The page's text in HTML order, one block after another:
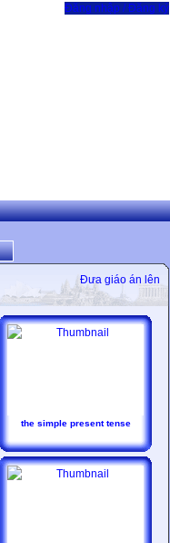
Đăng nhập / Đăng ký
Đưa giáo án lên
the simple present tense